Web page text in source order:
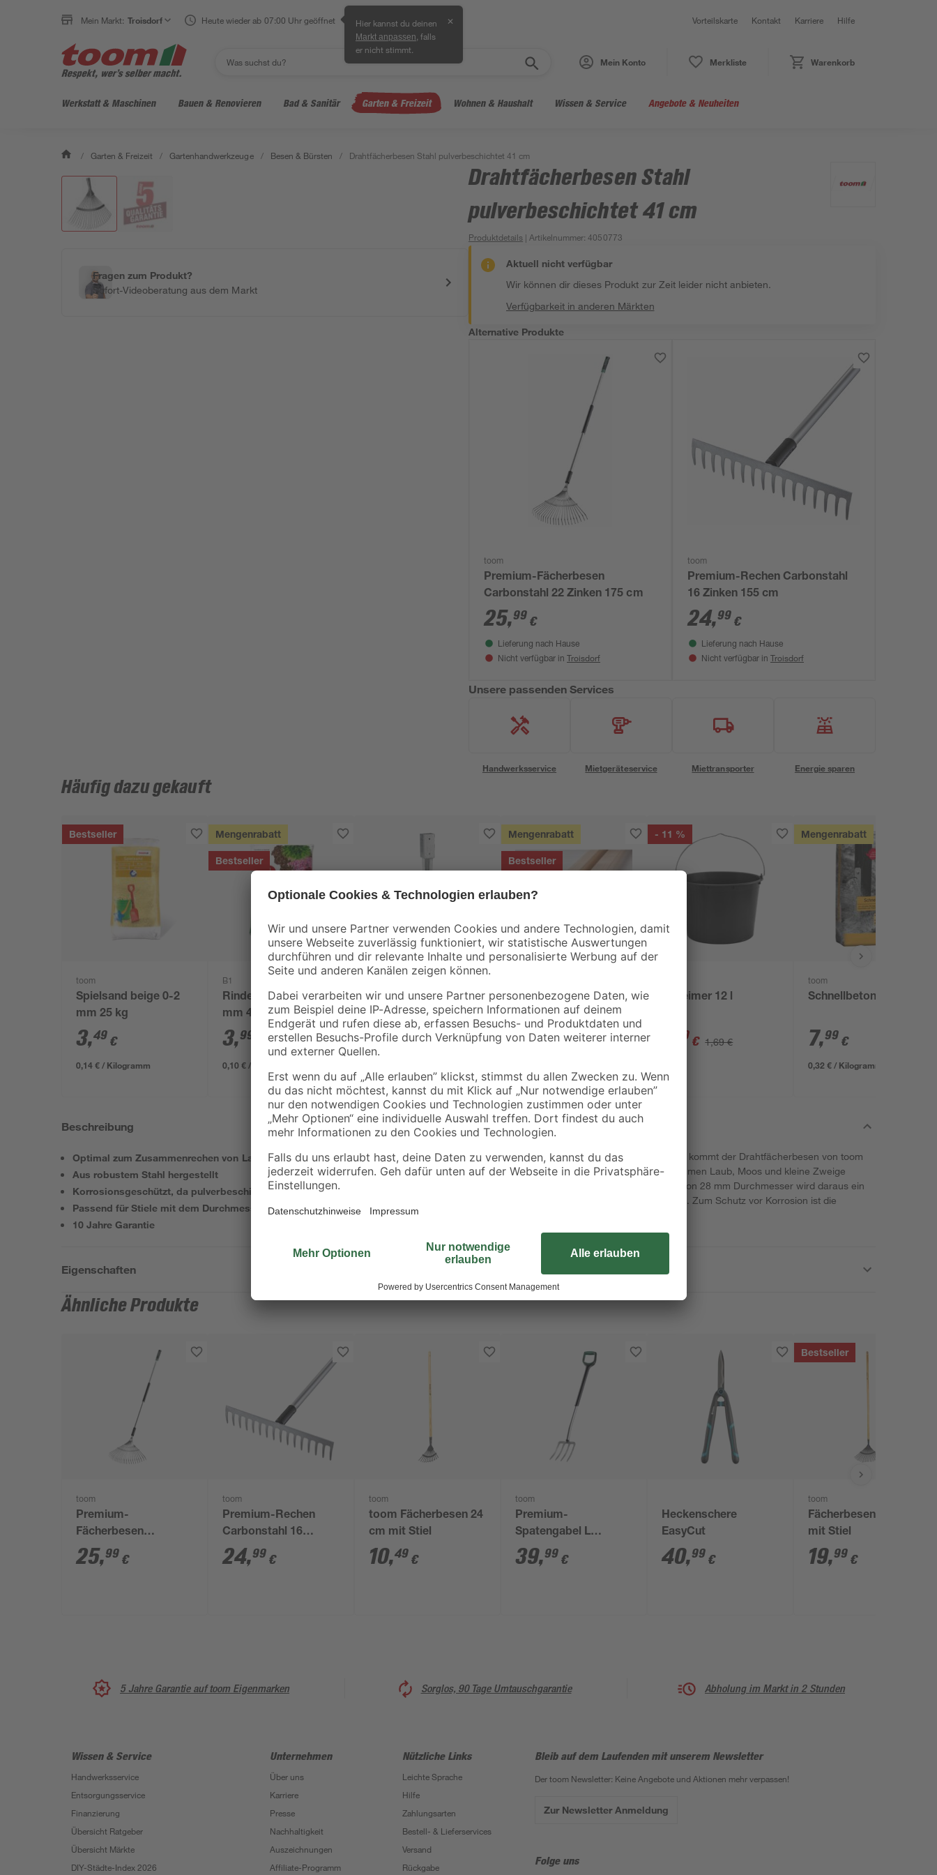
Mein Markt: Troisdorf Heute wieder ab 07:00 Uhr geöffnet Hier kannst du deinen
Markt anpassen , falls
er nicht stimmt.
✕ Vorteilskarte Kontakt Karriere Hilfe
Mein Konto Merkliste Warenkorb
Werkstatt & Maschinen Bauen & Renovieren Bad & Sanitär Garten & Freizeit Wohnen & Haushalt Wissen & Service Angebote & Neuheiten
/ Garten & Freizeit / Gartenhandwerkzeuge / Besen & Bürsten / Drahtfächerbesen Stahl pulverbeschichtet 41 cm
Fragen zum Produkt?
Sofort-Videoberatung aus dem Markt
Drahtfächerbesen Stahl
pulverbeschichtet 41 cm
Produktdetails | Artikelnummer:4050773
Aktuell nicht verfügbar
Wir können dir dieses Produkt zur Zeit leider nicht anbieten.
Verfügbarkeit in anderen Märkten
Alternative Produkte
toom
Premium-Fächerbesen
Carbonstahl 22 Zinken 175 cm
25,99 €
Lieferung nach Hause
Nicht verfügbar in Troisdorf
toom
Premium-Rechen Carbonstahl
16 Zinken 155 cm
24,99 €
Lieferung nach Hause
Nicht verfügbar in Troisdorf
Unsere passenden Services
Handwerksservice Mietgeräteservice Miettransporter Energie sparen
Häufig dazu gekauft
Bestseller
toom
Spielsand beige 0-2
mm 25 kg
3,49 €
0,14 € / Kilogramm
Mengenrabatt
Bestseller
B1
Rindenmulch 0-40
mm 40 l
3,99
0,10 € / Liter
Einschlagbodenhülse
Pfostenträger 9 x 9 x
90 cm
6,49 €
Mengenrabatt
Bestseller
Latte sägerau 2000 x
48 x 24 mm
1,78 €
- 11 %
Baueimer 12 l
49 € 1,69 €
Mengenrabatt
toom
Schnellbeton 25 kg
7,99 €
0,32 € / Kilogramm
Beschreibung
Optimal zum Zusammenrechen von Laub, Moos etc.
Aus robustem Stahl hergestellt
Korrosionsgeschützt, da pulverbeschichtet
Passend für Stiele mit dem Durchmesser 28 mm
10 Jahre Garantie
Wenn im Herbst der Rasen mit Laub bedeckt ist, kommt der Drahtfächerbesen von toom
zum Einsatz. Seine starken Rundstahlzinken nehmen Laub, Moos und kleine Zweige
optimal auf. In Kombination mit einem Holzstiel von 28 mm Durchmesser wird daraus ein
langlebiges und widerstandsfähiges Gartengerät. Zum Schutz vor Korrosion ist die
Eigenschaften
Ähnliche Produkte
toom
Premium-
Fächerbesen
Carbonstahl 22
Zinken 175 cm
25,99 €
toom
Premium-Rechen
Carbonstahl 16
Zinken 155 cm
24,99 €
toom
toom Fächerbesen 24
cm mit Stiel
10,49 €
toom
Premium-
Spatengabel L
Carbonstahl 4 Zinken
120 cm
39,99 €
Heckenschere
EasyCut
40,99 €
Bestseller
toom
Fächerbesen 41 cm
mit Stiel
19,99 €
5 Jahre Garantie auf toom Eigenmarken Sorglos, 90 Tage Umtauschgarantie Abholung im Markt in 2 Stunden
Wissen & Service
Handwerksservice
Entsorgungsservice
Finanzierung
Übersicht Ratgeber
Übersicht Märkte
DIY-Städte-Index 2026
Unternehmen
Über uns
Karriere
Presse
Nachhaltigkeit
Auszeichnungen
Affiliate-Programm
Nützliche Links
Leichte Sprache
Hilfe
Zahlungsarten
Bestell- & Lieferservices
Versand
Rückgabe
Bleib auf dem Laufenden mit unserem Newsletter
Der toom Newsletter: Keine Angebote und Aktionen mehr verpassen!
Zur Newsletter Anmeldung
Folge uns